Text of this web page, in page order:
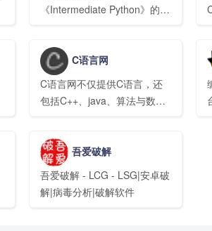
《Intermediate Python》的中
C语言网
C语言网不仅提供C语言，还
包括C++、java、算法与数据
译器教程及软件下载、题解博
客，源码分享等优质资源，提
倡边学边练边分享，同时提供
对口的IT工作，是国内领先实
吾爱破解
吾爱破解 - LCG - LSG|安卓破
解|病毒分析|破解软件